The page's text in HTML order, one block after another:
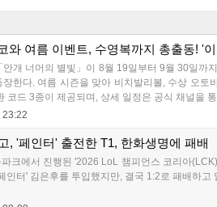
와 여름 이벤트, 수영복까지 총출동! '
개 너머의 별빛」이 8월 19일부터 9월 30일까
장한다. 여름 시즌을 맞아 비치발리볼, 수상 오
코드 3종이 제공되며, 상세 일정은 공식 채널을 통
23:22
, '페인터' 출전한 T1, 한화생명에 패배
크에서 진행된 '2026 LoL 챔피언스 코리아
인터' 김은후를 투입했지만, 결국 1:2로 패배하